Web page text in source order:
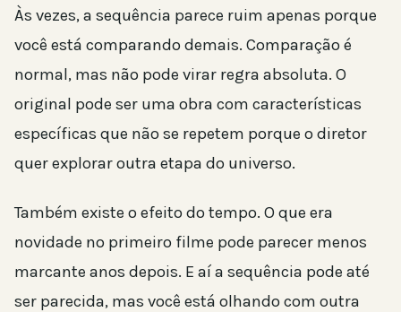
Às vezes, a sequência parece ruim apenas porque
você está comparando demais. Comparação é
normal, mas não pode virar regra absoluta. O
original pode ser uma obra com características
específicas que não se repetem porque o diretor
quer explorar outra etapa do universo.
Também existe o efeito do tempo. O que era
novidade no primeiro filme pode parecer menos
marcante anos depois. E aí a sequência pode até
ser parecida, mas você está olhando com outra